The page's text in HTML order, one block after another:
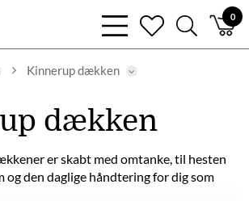
0
bars
light
heart
search
light
Kinnerup dækken
dækken
er skabt med omtanke, til hesten
og den daglige håndtering for dig som